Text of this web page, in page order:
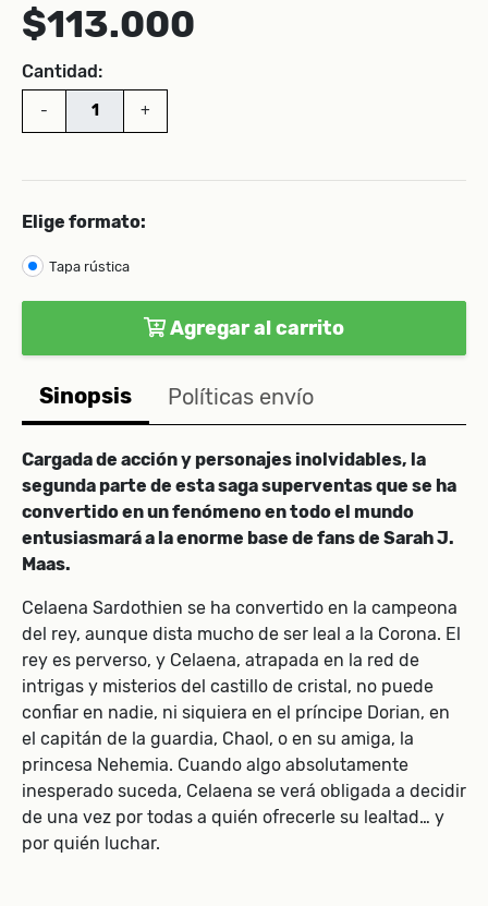
$113.000
Cantidad:
- +
Elige formato:
Tapa rústica
Agregar al carrito
Sinopsis Políticas envío
Cargada de acción y personajes inolvidables, la
segunda parte de esta saga superventas que se ha
convertido en un fenómeno en todo el mundo
entusiasmará a la enorme base de fans de Sarah J.
Maas.
Celaena Sardothien se ha convertido en la campeona
del rey, aunque dista mucho de ser leal a la Corona. El
rey es perverso, y Celaena, atrapada en la red de
intrigas y misterios del castillo de cristal, no puede
confiar en nadie, ni siquiera en el príncipe Dorian, en
el capitán de la guardia, Chaol, o en su amiga, la
princesa Nehemia. Cuando algo absolutamente
inesperado suceda, Celaena se verá obligada a decidir
de una vez por todas a quién ofrecerle su lealtad… y
por quién luchar.